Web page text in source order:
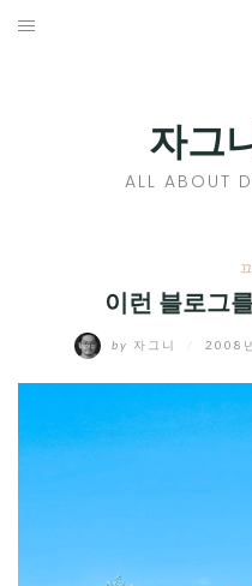
Skip
자그
ALL ABOUT
이런 블로그
by 자그니 2008
디지털트렌드
디지털라이프